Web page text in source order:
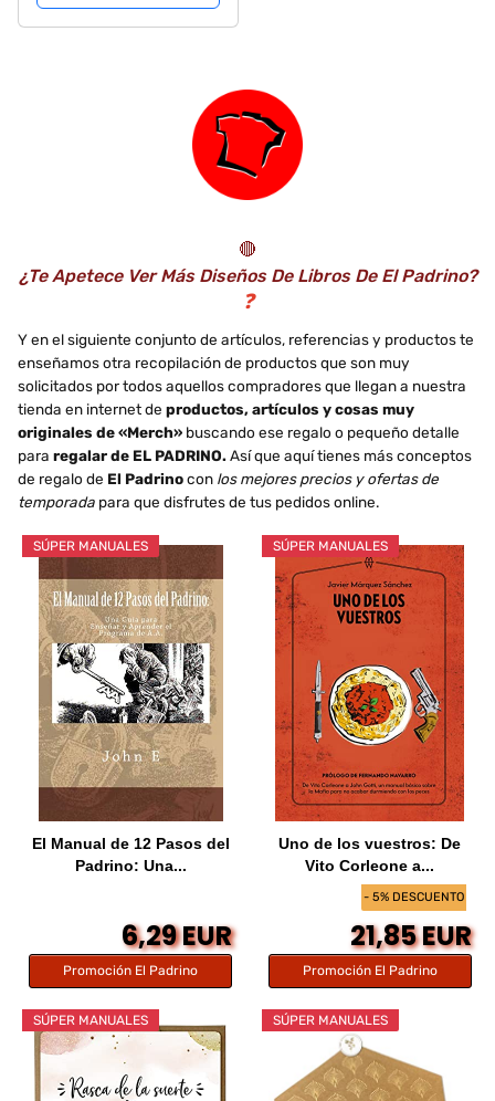
🔴
¿Te Apetece Ver Más Diseños De Libros De El Padrino?
❓
Y en el siguiente conjunto de artículos, referencias y productos te
enseñamos otra recopilación de productos que son muy
solicitados por todos aquellos compradores que llegan a nuestra
tienda en internet de productos, artículos y cosas muy
originales de «Merch» buscando ese regalo o pequeño detalle
para regalar de EL PADRINO.Así que aquí tienes más conceptos
de regalo de El Padrinocon los mejores precios y ofertas de
temporada para que disfrutes de tus pedidos online.
SÚPER MANUALES
El Manual de 12 Pasos del
Padrino: Una...
6,29 EUR
Promoción El Padrino
- 5% DESCUENTO
SÚPER MANUALES
Uno de los vuestros: De
Vito Corleone a...
21,85 EUR
Promoción El Padrino
SÚPER MANUALES SÚPER MANUALES